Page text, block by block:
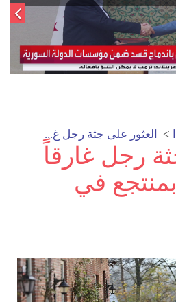
> العثور على جثة رجل غ...
رجل غارقاً
في